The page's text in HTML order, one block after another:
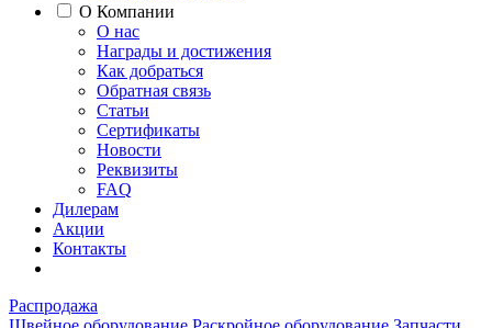
О Компании
О нас
Награды и достижения
Как добраться
Обратная связь
Статьи
Сертификаты
Новости
Реквизиты
FAQ
Дилерам
Акции
Контакты
Распродажа